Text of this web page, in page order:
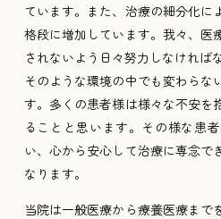
ています。また、治療の細分化に
格段に増加しています。我々、医
されないよう日々努力しなければ
そのような環境の中でも変わらな
す。多くの患者様は様々な不安を
ることと思います。その様な患
い、心から安心して治療に専念で
なります。
当院は一般医療から療養医療まで